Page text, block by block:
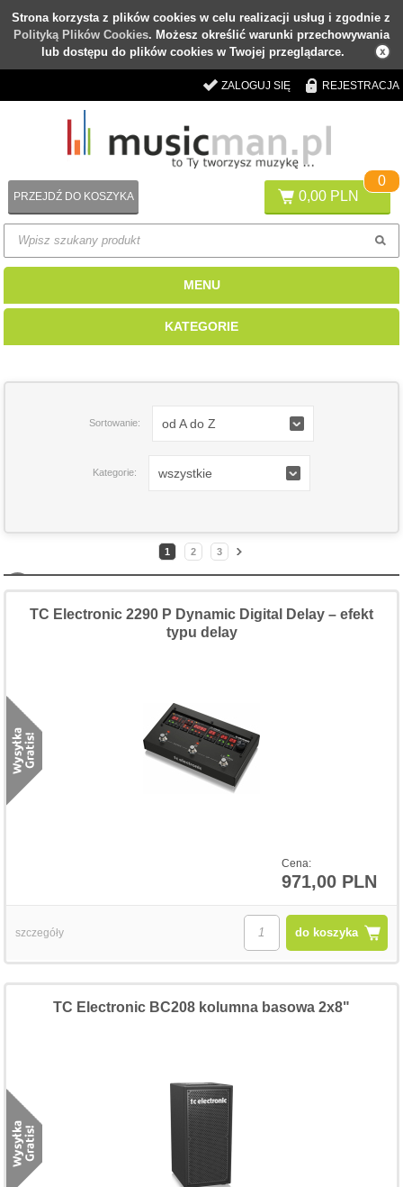
Strona korzysta z plików cookies w celu realizacji usług i zgodnie z
Polityką Plików Cookies. Możesz określić warunki przechowywania
lub dostępu do plików cookies w Twojej przeglądarce.
ZALOGUJ SIĘ REJESTRACJA
0,00 PLN
0
PRZEJDŹ DO KOSZYKA
MENU
KATEGORIE
Sortowanie: od A do Z
Kategorie: wszystkie
1 2 3
Cena:
971,00 PLN
TC Electronic 2290 P Dynamic Digital Delay – efekt
typu delay
do koszyka
szczegóły
TC Electronic BC208 kolumna basowa 2x8"